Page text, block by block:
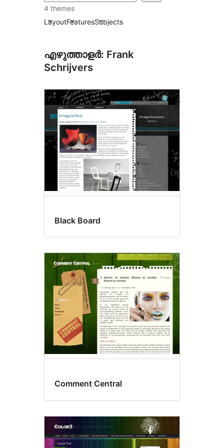
4 themes
LayoutFeaturesSubjects
എഴുത്താളർ: Frank
Schrijvers
Black Board
Comment Central